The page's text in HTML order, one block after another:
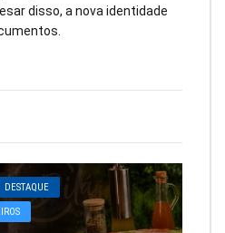
DESTAQUE
disso, a nova identidade